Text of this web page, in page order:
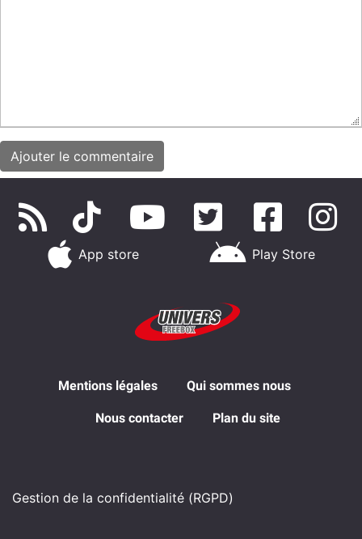
App store Play Store
Mentions légales Qui sommes nous
Nous contacter Plan du site
Gestion de la confidentialité (RGPD)